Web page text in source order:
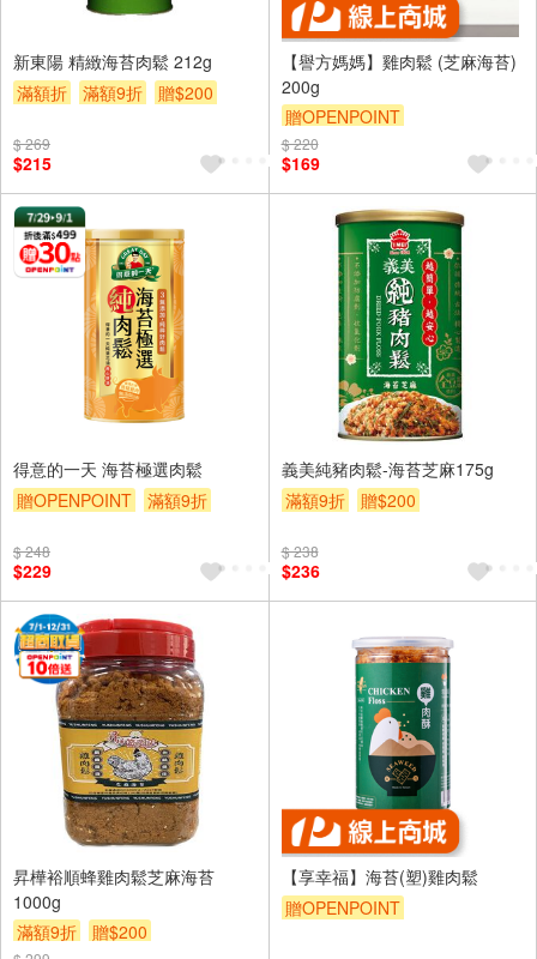
新東陽 精緻海苔肉鬆 212g
滿額折
滿額9折 贈$200
$ 269
$215
【譽方媽媽】雞肉鬆 (芝麻海苔)
200g
贈OPENPOINT
$ 220
$169
得意的一天 海苔極選肉鬆
贈OPENPOINT
滿額9折
$ 248
$229
義美純豬肉鬆-海苔芝麻175g
滿額9折
贈$200
$ 238
$236
昇樺裕順蜂雞肉鬆芝麻海苔
1000g
滿額9折
贈$200
【享幸福】海苔(塑)雞肉鬆
贈OPENPOINT